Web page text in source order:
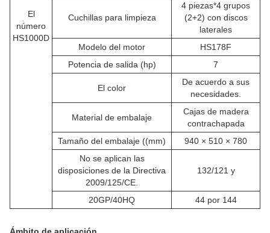
El
número
HS1000D
Cuchillas para limpieza
4 piezas*4 grupos
(2+2) con discos
laterales
Modelo del motor
HS178F
Potencia de salida (hp)
7
El color
De acuerdo a sus
necesidades.
Material de embalaje
Cajas de madera
contrachapada
Tamaño del embalaje ((mm)
940 × 510 × 780
No se aplican las
disposiciones de la Directiva
2009/125/CE.
132/121 y
20GP/40HQ 44 por 144